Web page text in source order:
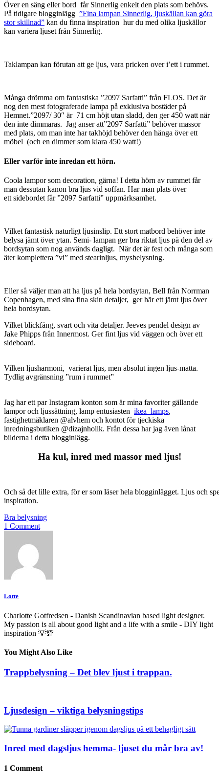
Över en säng eller bord får Sinnerlig enkelt den plats som behövs.
På tidigare blogginlägg ”Fina lampan Sinnerlig, ljuskällan kan göra
stor skillnad” kan du finna inspiration hur du med olika ljuskällor
kan variera ljuset från Sinnerlig.
Taklampan kan förutan att ge ljus, vara pricken over i’ett i rummet.
Många drömma om fantastiska ”2097 Sarfatti” från FLOS. Det är
nog den mest fotograferade lampa på exklusiva bostäder på
Hemnet.”2097/ 30″ är 71 cm höjt utan sladd, den ger 450 watt när
den inte dimmaras. Jag anser att”2097 Sarfatti” behöver massor
med plats, om man inte har takhöjd behöver den hänga över ett
möbel (och en dimmer som klara 450 watt!)
Eller varför inte inredan ett hörn.
Coola lampor som decoration, gärna! I detta hörn av rummet får
man dessutan kanon bra ljus vid soffan. Har man plats över
ett sidebordet får ”2097 Sarfatti” uppmärksamhet.
Vilket fantastisk naturligt ljusinslip. Ett stort matbord behöver inte
belysa jämt över ytan. Semi- lampan ger bra riktat ljus på den del av
bordsytan som nog används dagligt. När det är fest och många som
äter komplettera ”vi” med stearinljus, mysbelysning.
Eller så väljer man att ha ljus på hela bordsytan, Bell från Norrman
Copenhagen, med sina fina skin detaljer, ger här ett jämt ljus över
hela bordsytan.
Vilket blickfång, svart och vita detaljer. Jeeves pendel design av
Jake Phipps från Innermost. Ger fint ljus vid väggen och över ett
sideboard.
Vilken ljusharmoni, varierat ljus, men absolut ingen ljus-matta.
Tydlig avgränsning ”rum i rummet”
Jag har ett par Instagram konton som är mina favoriter gällande
lampor och ljussättning, lamp entusiasten ikea_lamps,
fastighetmäklaren @alvhem och kontot för tjeckiska
inredningsbutiken @dizajnholik. Från dessa har jag även lånat
bilderna i detta blogginlägg.
Ha kul, inred med massor med ljus!
Och så det lille extra, för er som läser hela blogginlägget. Ljus och
inspiration.
Bra belysning
1 Comment
Lotte
Charlotte Gotfredsen - Danish Scandinavian based light designer.
My passion is all about good light and a life with a smile - DIY light
inspiration 💡💯
You Might Also Like
Trappbelysning – Det blev ljust i trappan.
Ljusdesign – viktiga belysningstips
Inred med dagsljus hemma- ljuset du mår bra av!
1 Comment